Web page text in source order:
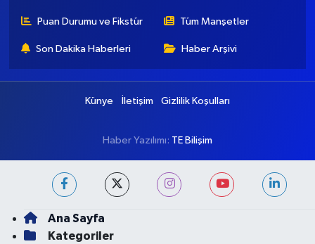
Puan Durumu ve Fikstür Tüm Manşetler
Son Dakika Haberleri Haber Arşivi
Künye İletişim Gizlilik Koşulları
Haber Yazılımı: TE Bilişim
Ana Sayfa
Kategoriler